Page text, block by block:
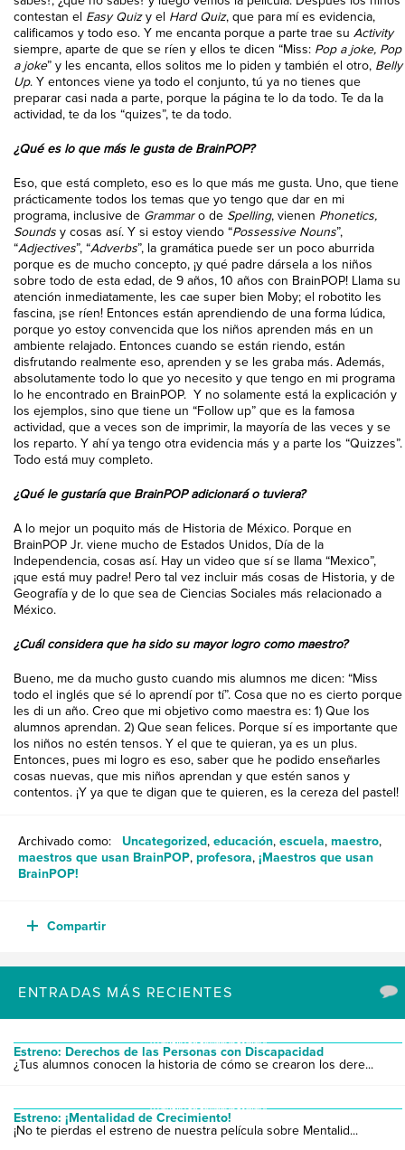
contestan el Easy Quizy el Hard Quiz, que para mí es evidencia,
calificamos y todo eso. Y me encanta porque a parte trae su Activity
siempre, aparte de que se ríen y ellos te dicen “Miss: Pop a joke, Pop
a joke” y les encanta, ellos solitos me lo piden y también el otro, Belly
Up. Y entonces viene ya todo el conjunto, tú ya no tienes que
preparar casi nada a parte, porque la página te lo da todo. Te da la
actividad, te da los “quizes”, te da todo.
¿Qué es lo que más le gusta de BrainPOP?
Eso, que está completo, eso es lo que más me gusta. Uno, que tiene
prácticamente todos los temas que yo tengo que dar en mi
programa, inclusive de Grammaro de Spelling, vienen Phonetics,
Sounds y cosas así. Y si estoy viendo “Possessive Nouns”,
“Adjectives”, “Adverbs”, la gramática puede ser un poco aburrida
porque es de mucho concepto, ¡y qué padre dársela a los niños
sobre todo de esta edad, de 9 años, 10 años con BrainPOP! Llama su
atención inmediatamente, les cae super bien Moby; el robotito les
fascina, ¡se ríen! Entonces están aprendiendo de una forma lúdica,
porque yo estoy convencida que los niños aprenden más en un
ambiente relajado. Entonces cuando se están riendo, están
disfrutando realmente eso, aprenden y se les graba más. Además,
absolutamente todo lo que yo necesito y que tengo en mi programa
lo he encontrado en BrainPOP. Y no solamente está la explicación y
los ejemplos, sino que tiene un “Follow up” que es la famosa
actividad, que a veces son de imprimir, la mayoría de las veces y se
los reparto. Y ahí ya tengo otra evidencia más y a parte los “Quizzes”.
Todo está muy completo.
¿Qué le gustaría que BrainPOP adicionará o tuviera?
A lo mejor un poquito más de Historia de México. Porque en
BrainPOP Jr. viene mucho de Estados Unidos, Día de la
Independencia, cosas así. Hay un video que sí se llama “Mexico”,
¡que está muy padre! Pero tal vez incluir más cosas de Historia, y de
Geografía y de lo que sea de Ciencias Sociales más relacionado a
México.
¿Cuál considera que ha sido su mayor logro como maestro?
Bueno, me da mucho gusto cuando mis alumnos me dicen: “Miss
todo el inglés que sé lo aprendí por tí”. Cosa que no es cierto porque
les di un año. Creo que mi objetivo como maestra es: 1) Que los
alumnos aprendan. 2) Que sean felices. Porque sí es importante que
los niños no estén tensos. Y el que te quieran, ya es un plus.
Entonces, pues mi logro es eso, saber que he podido enseñarles
cosas nuevas, que mis niños aprendan y que estén sanos y
contentos. ¡Y ya que te digan que te quieren, es la cereza del pastel!
Archivado como: Uncategorized, educación, escuela, maestro,
maestros que usan BrainPOP, profesora, ¡Maestros que usan
BrainPOP!
Compartir
ENTRADAS MÁS RECIENTES
LO NUEVO EN BRAINPOP ESPAÑOL
Estreno: Derechos de las Personas con Discapacidad
¿Tus alumnos conocen la historia de cómo se crearon los dere...
LO NUEVO EN BRAINPOP ESPAÑOL
Estreno: ¡Mentalidad de Crecimiento!
¡No te pierdas el estreno de nuestra película sobre Mentalid...